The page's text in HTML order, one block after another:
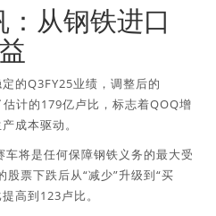
从钢铁进口
的Q3FY25业绩，调整后的
计的179亿卢比，标志着QOQ增
成本驱动。
将是任何保障钢铁义务的最大受
票下跌后从“减少”升级到“买
高到123卢比。